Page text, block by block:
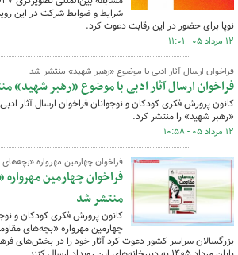
شرایط و ضوابط شرکت در این
نوپا برای حضور در این رقابت دعوت کرد.
۱۲ مرداد ۰۵ - ۱۱:۰۱
فراخوان ارسال آثار ادبی با موضوع «رهبر شهید» منتشر شد
فراخوان ارسال آثار ادبی با موضوع «رهبر شهید»
کانون پرورش فکری کودکان و نوجوانان فراخوان ارسال آثار
«رهبر شهید» را منتشر کرد.
۱۲ مرداد ۰۵ - ۱۰:۵۸
فراخوان چهارمین مهرواره
فراخوان چهارمین
منتشر شد
کانون پرورش فکری کودکان و
چهارمین مهرواره «بچه‌های
بزرگسالان سراسر کشور دعوت کرد آثار خود را در بخش‌های